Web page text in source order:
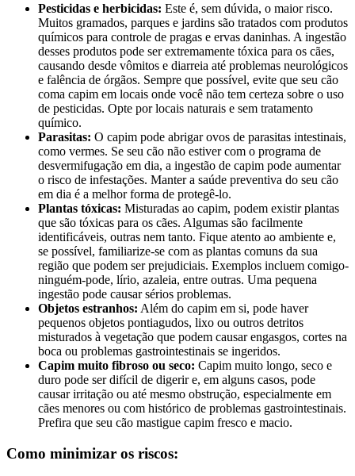
Pesticidas e herbicidas: Este é, sem dúvida, o maior risco.
Muitos gramados, parques e jardins são tratados com produtos
químicos para controle de pragas e ervas daninhas. A ingestão
desses produtos pode ser extremamente tóxica para os cães,
causando desde vômitos e diarreia até problemas neurológicos
e falência de órgãos. Sempre que possível, evite que seu cão
coma capim em locais onde você não tem certeza sobre o uso
de pesticidas. Opte por locais naturais e sem tratamento
químico.
Parasitas: O capim pode abrigar ovos de parasitas intestinais,
como vermes. Se seu cão não estiver com o programa de
desvermifugação em dia, a ingestão de capim pode aumentar
o risco de infestações. Manter a saúde preventiva do seu cão
em dia é a melhor forma de protegê-lo.
Plantas tóxicas: Misturadas ao capim, podem existir plantas
que são tóxicas para os cães. Algumas são facilmente
identificáveis, outras nem tanto. Fique atento ao ambiente e,
se possível, familiarize-se com as plantas comuns da sua
região que podem ser prejudiciais. Exemplos incluem comigo-
ninguém-pode, lírio, azaleia, entre outras. Uma pequena
ingestão pode causar sérios problemas.
Objetos estranhos: Além do capim em si, pode haver
pequenos objetos pontiagudos, lixo ou outros detritos
misturados à vegetação que podem causar engasgos, cortes na
boca ou problemas gastrointestinais se ingeridos.
Capim muito fibroso ou seco: Capim muito longo, seco e
duro pode ser difícil de digerir e, em alguns casos, pode
causar irritação ou até mesmo obstrução, especialmente em
cães menores ou com histórico de problemas gastrointestinais.
Prefira que seu cão mastigue capim fresco e macio.
Como minimizar os riscos: